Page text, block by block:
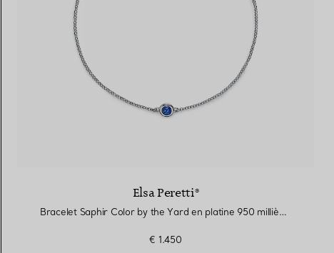
Elsa Peretti®
Bracelet Saphir Color by the Yard en platine 950 millièmes
€ 1.450